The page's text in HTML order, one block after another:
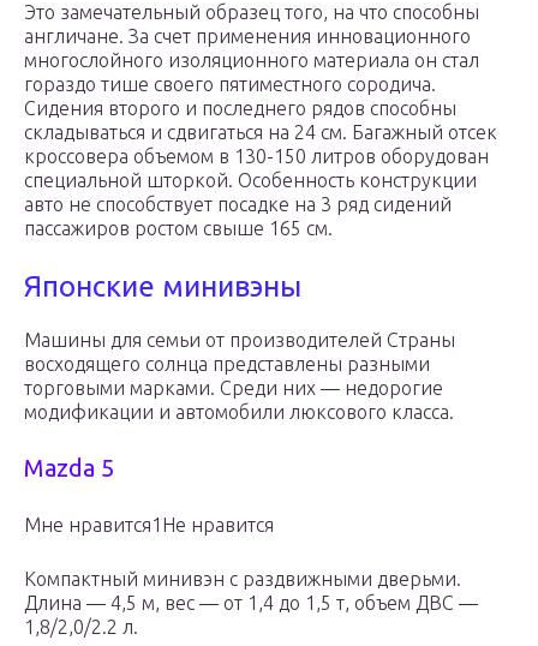
Это замечательный образец того, на что способны
англичане. За счет применения инновационного
многослойного изоляционного материала он стал
гораздо тише своего пятиместного сородича.
Сидения второго и последнего рядов способны
складываться и сдвигаться на 24 см. Багажный отсек
кроссовера объемом в 130-150 литров оборудован
специальной шторкой. Особенность конструкции
авто не способствует посадке на 3 ряд сидений
пассажиров ростом свыше 165 см.
Японские минивэны
Машины для семьи от производителей Страны
восходящего солнца представлены разными
торговыми марками. Среди них — недорогие
модификации и автомобили люксового класса.
Mazda 5
Мне нравится1Не нравится
Компактный минивэн с раздвижными дверьми.
Длина — 4,5 м, вес — от 1,4 до 1,5 т, объем ДВС —
1,8/2,0/2.2 л.